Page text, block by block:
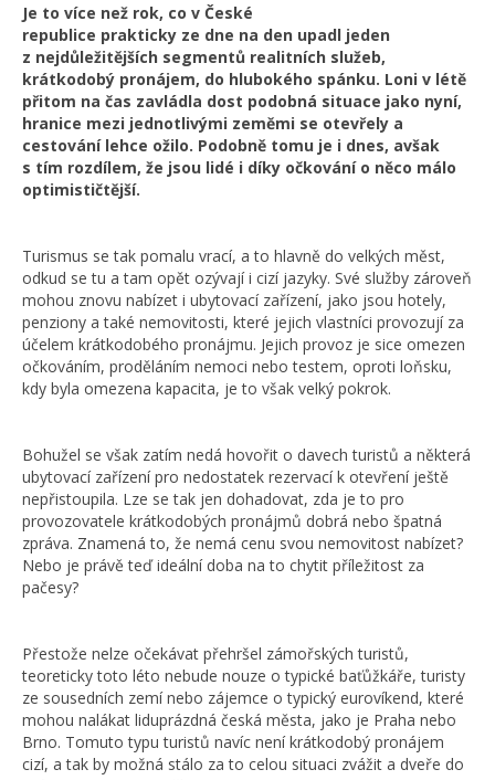
Je to více než rok, co v České
republice prakticky ze dne na den upadl jeden
z nejdůležitějších segmentů realitních služeb,
krátkodobý pronájem, do hlubokého spánku. Loni v létě
přitom na čas zavládla dost podobná situace jako nyní,
hranice mezi jednotlivými zeměmi se otevřely a
cestování lehce ožilo. Podobně tomu je i dnes, avšak
s tím rozdílem, že jsou lidé i díky očkování o něco málo
optimističtější.
Turismus se tak pomalu vrací, a to hlavně do velkých měst,
odkud se tu a tam opět ozývají i cizí jazyky. Své služby zároveň
mohou znovu nabízet i ubytovací zařízení, jako jsou hotely,
penziony a také nemovitosti, které jejich vlastníci provozují za
účelem krátkodobého pronájmu. Jejich provoz je sice omezen
očkováním, proděláním nemoci nebo testem, oproti loňsku,
kdy byla omezena kapacita, je to však velký pokrok.
Bohužel se však zatím nedá hovořit o davech turistů a některá
ubytovací zařízení pro nedostatek rezervací k otevření ještě
nepřistoupila. Lze se tak jen dohadovat, zda je to pro
provozovatele krátkodobých pronájmů dobrá nebo špatná
zpráva. Znamená to, že nemá cenu svou nemovitost nabízet?
Nebo je právě teď ideální doba na to chytit příležitost za
pačesy?
Přestože nelze očekávat přehršel zámořských turistů,
teoreticky toto léto nebude nouze o typické baťůžkáře, turisty
ze sousedních zemí nebo zájemce o typický eurovíkend, které
mohou nalákat liduprázdná česká města, jako je Praha nebo
Brno. Tomuto typu turistů navíc není krátkodobý pronájem
cizí, a tak by možná stálo za to celou situaci zvážit a dveře do